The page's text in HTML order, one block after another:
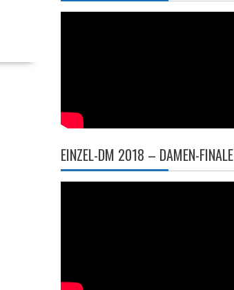
EINZEL-DM 2018 – DAMEN-FINALE